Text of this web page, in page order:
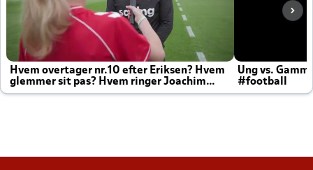
Hvem overtager nr.10 efter Eriksen? Hvem
glemmer sit pas? Hvem ringer Joachim
altid til efter kampe?
Ung vs.
#football